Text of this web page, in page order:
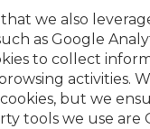
/ Systèmes de
we also
as Google
to collect
activities.
but we
tools we use are